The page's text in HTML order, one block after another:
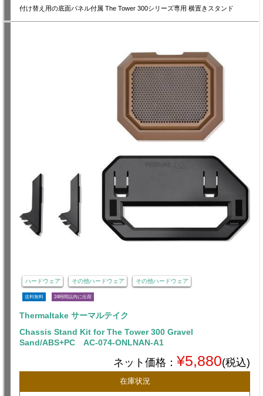
付け替え用の底面パネル付属 The Tower 300シリーズ専用 横置きスタンド
ハードウェア その他ハードウェア その他ハードウェア
送料無料 24時間以内に出荷
Thermaltake サーマルテイク
Chassis Stand Kit for The Tower 300 Gravel
Sand/ABS+PC AC-074-ONLNAN-A1
ネット価格： ¥5,880(税込)
在庫状況